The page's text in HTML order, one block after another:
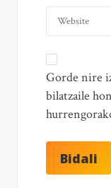
Gorde nire
bilatzaile